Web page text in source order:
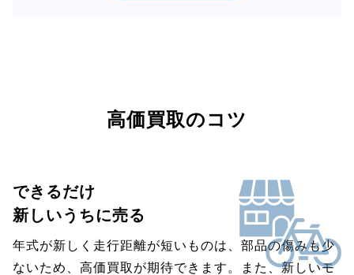
高価買取のコツ
できるだけ
新しいうちに売る
年式が新しく走行距離が短いものは、部品の傷みも少
ないため、高価買取が期待できます。また、新しいモ